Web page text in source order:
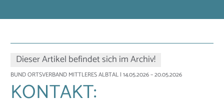
Dieser Artikel befindet sich im Archiv!
BUND ORTSVERBAND MITTLERES ALBTAL | 14.05.2026 – 20.05.2026
KONTAKT: